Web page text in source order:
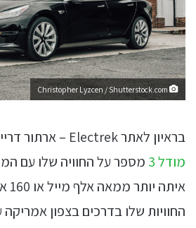
בראיון לאתר Electrek – ארתור דרייסן, בעלים של
מודל 3
מספר על החוויה שלו עם
החוויות שלו בדרכים בצפון